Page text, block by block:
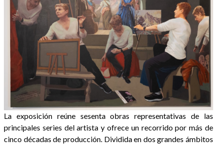
La exposición reúne sesenta obras representativas de las
principales series del artista y ofrece un recorrido por más de
cinco décadas de producción. Dividida en dos grandes ámbitos